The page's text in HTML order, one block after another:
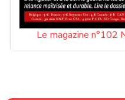
Le magazine n°102